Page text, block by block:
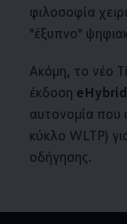
φιλοσοφία
"έξυπνο"
Ακόμη, το νέο
έκδοση eHybrid
αυτονομία που
κύκλο WLTP)
οδήγησης.